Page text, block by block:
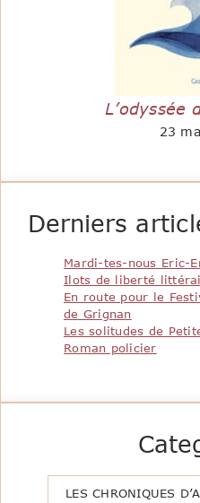
L’odyssée
23
Derniers
Mardi-tes-nous Eric-
Ilots de liberté
En route pour le
de Grignan
Les solitudes de
Roman policier